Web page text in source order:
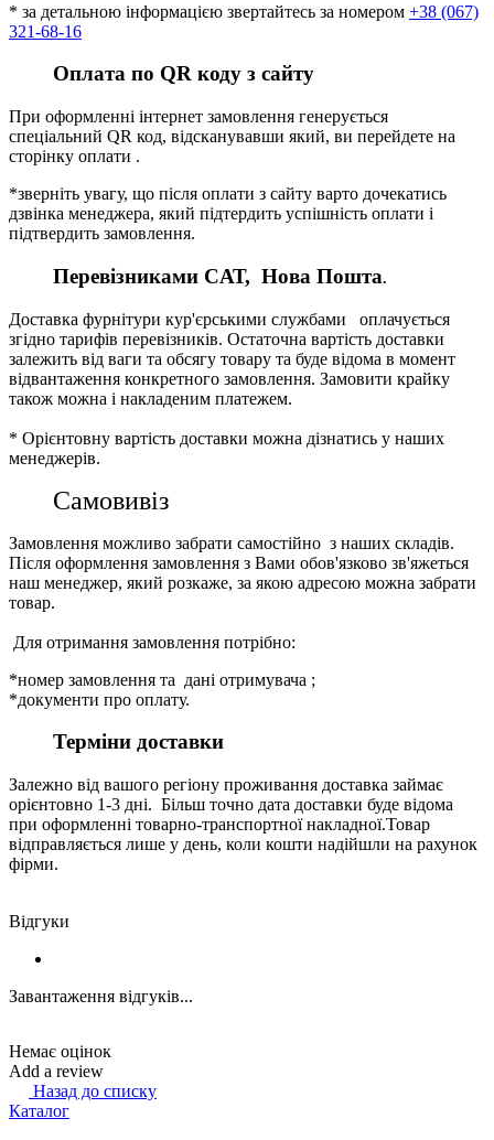
* за детальною інформацією звертайтесь за номером +38 (067)
321-68-16
Оплата по QR коду з сайту
При оформленні інтернет замовлення генерується
спеціальний QR код, відсканувавши який, ви перейдете на
сторінку оплати .
*зверніть увагу, що після оплати з сайту варто дочекатись
дзвінка менеджера, який підтердить успішність оплати і
підтвердить замовлення.
Перевізниками CАТ, Нова Пошта.
Доставка фурнітури кур'єрськими службами оплачується
згідно тарифів перевізників. Остаточна вартість доставки
залежить від ваги та обсягу товару та буде відома в момент
відвантаження конкретного замовлення. Замовити крайку
також можна і накладеним платежем.
* Орієнтовну вартість доставки можна дізнатись у наших
менеджерів.
Самовивіз
Замовлення можливо забрати самостійно з наших складів.
Після оформлення замовлення з Вами обов'язково зв'яжеться
наш менеджер, який розкаже, за якою адресою можна забрати
товар.
Для отримання замовлення потрібно:
*номер замовлення та дані отримувача ;
*документи про оплату.
Терміни доставки
Залежно від вашого регіону проживання доставка займає
орієнтовно 1-3 дні. Більш точно дата доставки буде відома
при оформленні товарно-транспортної накладної.Товар
відправляється лише у день, коли кошти надійшли на рахунок
фірми.
Відгуки
Завантаження відгуків...
Немає оцінок
Add a review
Назад до списку
Каталог